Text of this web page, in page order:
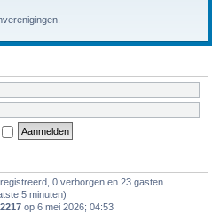
0 verborgen en 23 gasten
5 minuten)
2217 op 6 mei 2026; 04:53